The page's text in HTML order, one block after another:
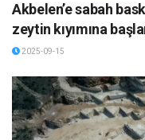
Akbelen’e sabah
zeytin kıyımına
2025-09-15